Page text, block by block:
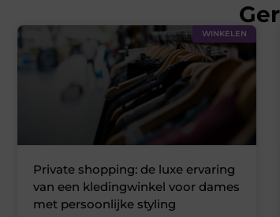
WINKELEN
Private shopping: de luxe ervaring
van een kledingwinkel voor dames
met persoonlijke styling